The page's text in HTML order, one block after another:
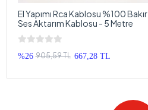
El Yapımı Rca Kablosu %100 Bakır
Ses Aktarım Kablosu - 5 Metre
%26 905,59 TL 667,28 TL